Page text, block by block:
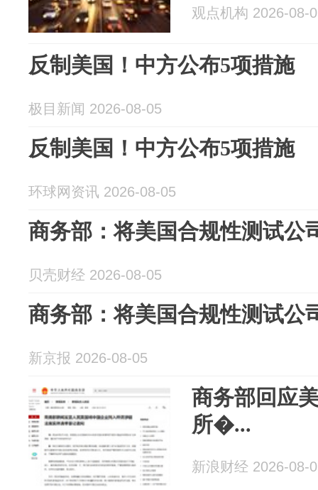
观点机构 2026-08-
反制美国！中方公布5项措施
极目新闻 2026-08-05
反制美国！中方公布5项措施
环球网资讯 2026-08-05
商务部：将美国合规性测试公
贝壳财经 2026-08-05
商务部：将美国合规性测试公
新京报 2026-08-05
商务部回应
所�...
新浪财经 2026-08-